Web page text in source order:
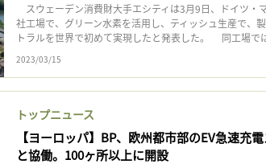
スウェーデン消費財大手エシティは3月9日、ドイツ・
社工場で、グリーン水素を活用し、ティッシュ生産で、
トラルを世界で初めて実現したと発表した。 同工場では
2023/03/15
トップニュース
【ヨーロッパ】BP、欧州都市部のEV急速充
と協働。100ヶ所以上に開設